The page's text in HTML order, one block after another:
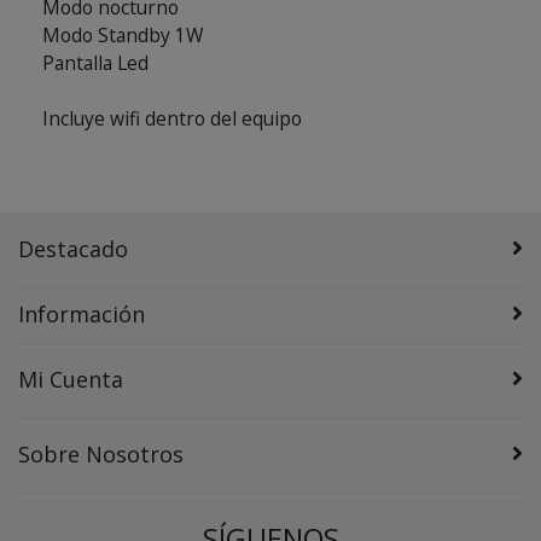
Modo nocturno
Modo Standby 1W
Pantalla Led
Incluye wifi dentro del equipo
Destacado
Información
Mi Cuenta
Sobre Nosotros